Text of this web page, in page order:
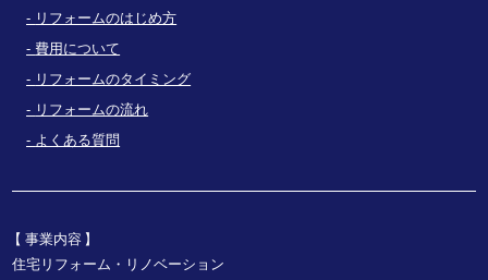
リフォームのはじめ方
費用について
リフォームのタイミング
リフォームの流れ
よくある質問
事業内容
住宅リフォーム・リノベーション